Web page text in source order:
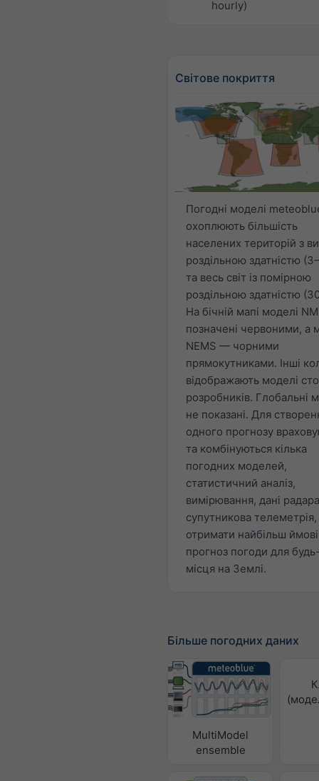
hourly)
Світове покриття
Погодні моделі
охоплюють більшість
населених територій з
роздільною здатністю
та весь світ із помірною
роздільною здатністю
На бічній мапі моделі
позначені червоними, а
NEMS — чорними
прямокутниками. Інші
відображають моделі
розробників. Глобальні
не показані. Для
одного прогнозу
та комбінуються кілька
погодних моделей,
статистичний аналіз,
вимірювання, дані
супутникова
отримати найбільш
прогноз погоди для
місця на Землі.
Більше погодних даних
MultiModel
ensemble